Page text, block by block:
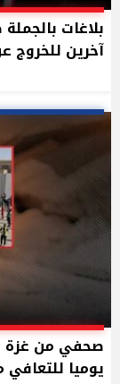
بلاغات
آخرين للخروج
يوميا